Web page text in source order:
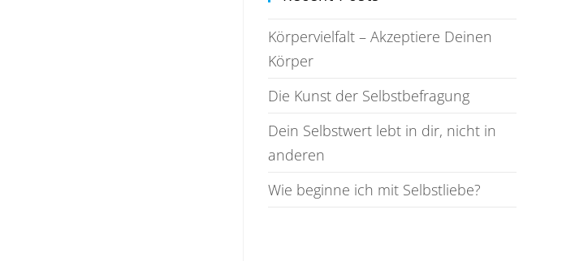
Körpervielfalt – Akzeptiere Deinen
Körper
Die Kunst der Selbstbefragung
Dein Selbstwert lebt in dir, nicht in
anderen
Wie beginne ich mit Selbstliebe?